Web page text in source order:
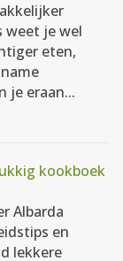
weet je wel
eten,
je eraan...
kookboek
Albarda
en
lekkere